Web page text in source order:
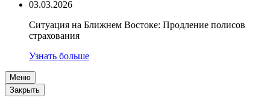
03.03.2026
Ситуация на Ближнем Востоке: Продление полисов
страхования
Узнать больше
Меню
Закрыть